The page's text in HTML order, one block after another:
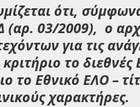
ότι,
(αρ. 03/2009), ο
για τις
το διεθνές
το Εθνικό ΕΛΟ –
χαρακτήρες.